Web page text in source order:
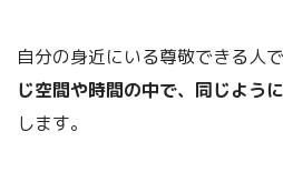
自分の身近にいる尊敬できる人
じ空間や時間の中で、 同じよう
します。